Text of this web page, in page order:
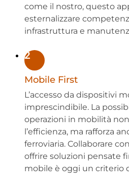
come il nostro, questo
esternalizzare
infrastruttura e
2
Mobile First
L’accesso da dispositivi
imprescindibile. La
operazioni in mobilità
l’efficienza, ma rafforza
ferroviaria. Collaborare
offrire soluzioni pensate
mobile è oggi un criterio